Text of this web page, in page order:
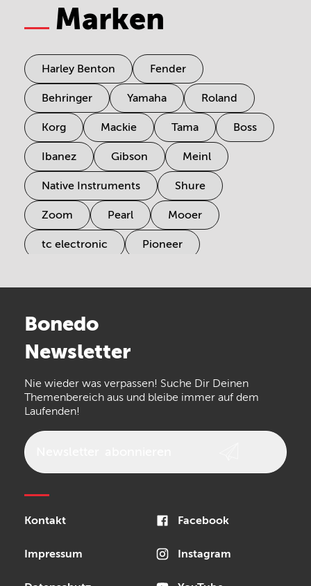
Marken
Harley Benton Fender
Behringer Yamaha Roland
Korg Mackie Tama Boss
Ibanez Gibson Meinl
Native Instruments Shure
Zoom Pearl Mooer
tc electronic Pioneer
Arturia
the t.bone
Walrus Audio Epiphone
Bonedo
Newsletter
Nie wieder was verpassen! Suche Dir Deinen
Themenbereich aus und bleibe immer auf dem
Laufenden!
Kontakt
Impressum
Facebook
Instagram